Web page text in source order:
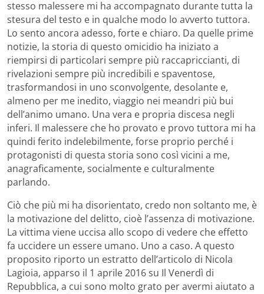
stesso malessere mi ha accompagnato durante tutta la
stesura del testo e in qualche modo lo avverto tuttora.
Lo sento ancora adesso, forte e chiaro. Da quelle prime
notizie, la storia di questo omicidio ha iniziato a
riempirsi di particolari sempre più raccapriccianti, di
rivelazioni sempre più incredibili e spaventose,
trasformandosi in uno sconvolgente, desolante e,
almeno per me inedito, viaggio nei meandri più bui
dell’animo umano. Una vera e propria discesa negli
inferi. Il malessere che ho provato e provo tuttora mi ha
quindi ferito indelebilmente, forse proprio perché i
protagonisti di questa storia sono così vicini a me,
anagraficamente, socialmente e culturalmente
parlando.
Ciò che più mi ha disorientato, credo non soltanto me, è
la motivazione del delitto, cioè l’assenza di motivazione.
La vittima viene uccisa allo scopo di vedere che effetto
fa uccidere un essere umano. Uno a caso. A questo
proposito riporto un estratto dell’articolo di Nicola
Lagioia, apparso il 1 aprile 2016 su Il Venerdì di
Repubblica, a cui sono molto grato per avermi aiutato a